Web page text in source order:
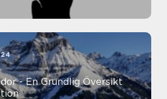
- En Grundlig Översikt